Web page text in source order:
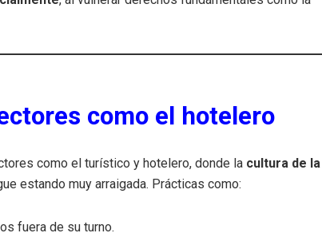
como el hotelero
como el turístico y hotelero, donde la cultura de la
estando muy arraigada. Prácticas como:
fuera de su turno.